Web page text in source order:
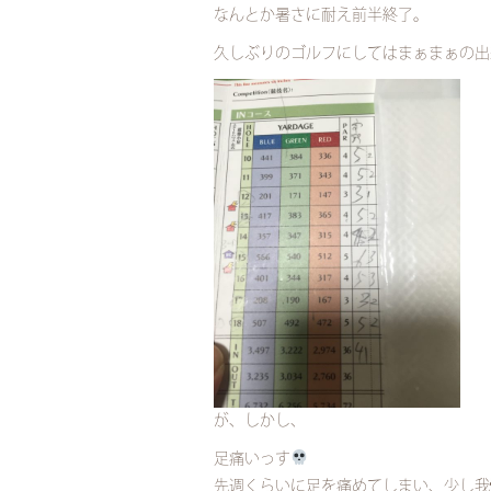
なんとか暑さに耐え前半終了。
久しぶりのゴルフにしてはまぁまぁの
が、しかし、
足痛いっす
先週くらいに足を痛めてしまい、少し